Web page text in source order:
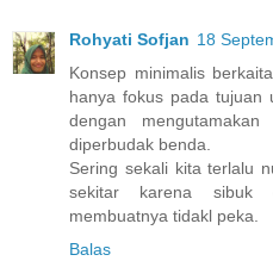
Rohyati Sofjan 18
Konsep minimalis
hanya fokus pada tujuan
dengan
diperbudak benda.
Sering sekali kita terlalu
sekitar karena sibuk
membuatnya tidakl peka.
Balas